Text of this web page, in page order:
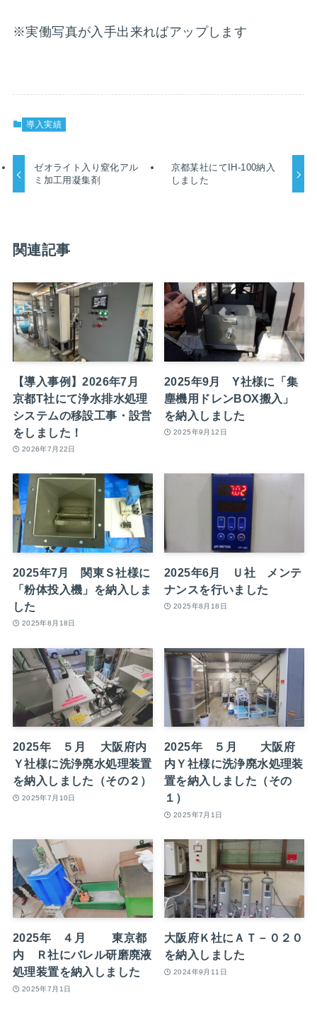
※実働写真が入手出来ればアップします
導入実績
ゼオライト入り窒化アル
ミ加工用凝集剤
京都某社にてIH-100納入
しました
関連記事
【導入事例】2026年7月
京都T社にて浄水排水処理
システムの移設工事・設営
をしました！
2026年7月22日
2025年9月 Y社様に「集
塵機用ドレンBOX搬入」
を納入しました
2025年9月12日
2025年7月 関東Ｓ社様に
「粉体投入機」を納入しま
した
2025年8月18日
2025年6月 Ｕ社 メンテ
ナンスを行いました
2025年8月18日
2025年 ５月 大阪府内
Ｙ社様に洗浄廃水処理装置
を納入しました（その２）
2025年7月10日
2025年 ５月 大阪府
内Ｙ社様に洗浄廃水処理装
置を納入しました（その
１）
2025年7月1日
2025年 ４月 東京都
内 Ｒ社にバレル研磨廃液
処理装置を納入しました
2025年7月1日
大阪府Ｋ社にＡＴ－０２０
を納入しました
2024年9月11日